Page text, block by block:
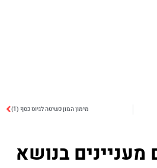
מימון המון כשיטה לגיוס כסף (1)
בנושא